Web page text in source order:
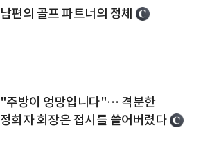
남편의 골프 파트너의 정체
"주방이 엉망입니다"… 격분한
정희자 회장은 접시를 쓸어버렸다